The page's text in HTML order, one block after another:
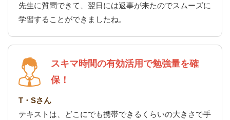
先生に質問できて、翌日には返事が来たのでスムーズに
学習することができましたね。
スキマ時間の有効活用で勉強量を確
保！
T・Sさん
テキストは、どこにでも携帯できるくらいの大きさで手